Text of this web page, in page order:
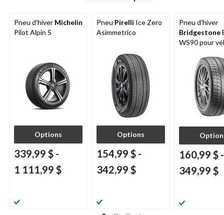
Pneu d'hiver Michelin
Pilot Alpin 5
Options
339,99 $ -
1 111,99 $
Pneu Pirelli Ice Zero
Asimmetrico
Options
154,99 $ -
342,99 $
Pneu d'hiver
Bridgestone
WS90 pour
utilitaires
liquidation
160,99 $ -
349,99 $